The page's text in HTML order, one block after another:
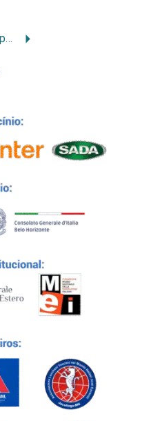
A produção de conhecimentos sobre a imigração italiana na Zona da Mata Mineira, microrregião de Juiz de Fora, a partir dos dados da Hospedaria Horto Barbosa e outras fontes